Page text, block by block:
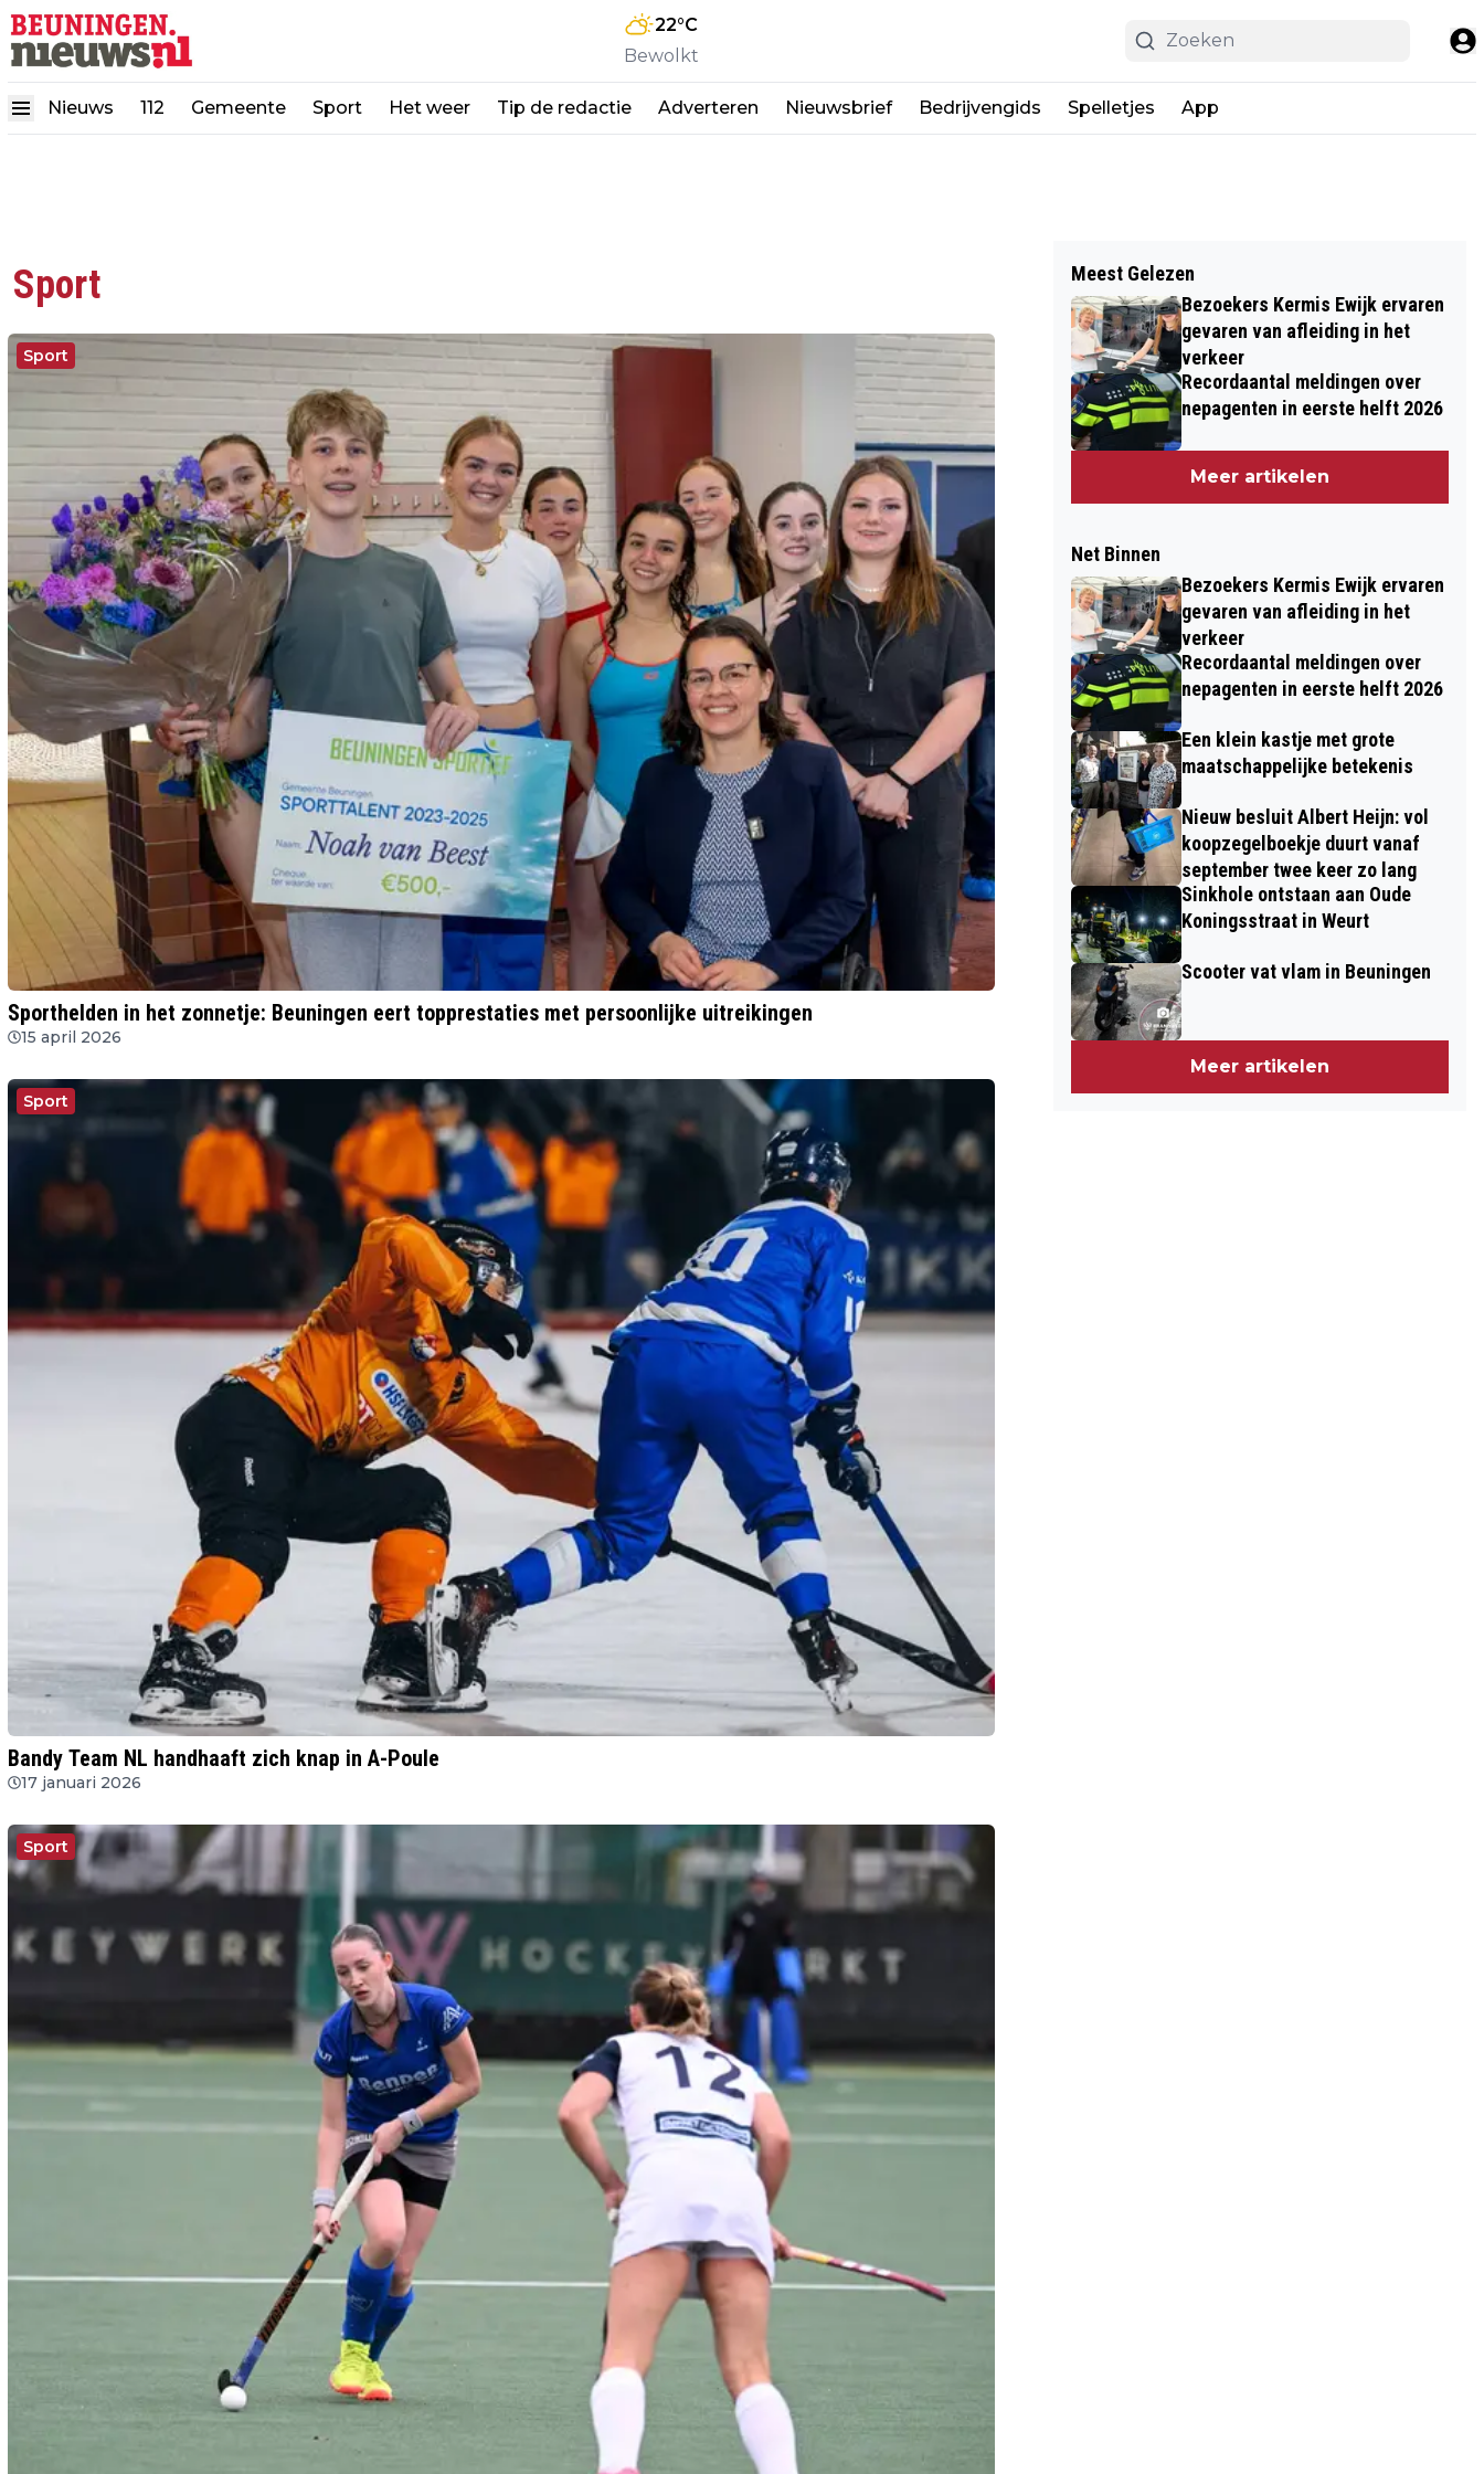
22°C
Bewolkt
Nieuws 112 Gemeente Sport Het weer Tip de redactie Adverteren Nieuwsbrief Bedrijvengids Spelletjes App
Sport
Sport
Sporthelden in het zonnetje: Beuningen eert topprestaties met persoonlijke uitreikingen
15 april 2026
Sport
Bandy Team NL handhaaft zich knap in A-Poule
17 januari 2026
Sport
Meest Gelezen
Bezoekers Kermis Ewijk ervaren
gevaren van afleiding in het
verkeer
Recordaantal meldingen over
nepagenten in eerste helft 2026
Meer artikelen
Net Binnen
Bezoekers Kermis Ewijk ervaren
gevaren van afleiding in het
verkeer
Recordaantal meldingen over
nepagenten in eerste helft 2026
Een klein kastje met grote
maatschappelijke betekenis
Nieuw besluit Albert Heijn: vol
koopzegelboekje duurt vanaf
september twee keer zo lang
Sinkhole ontstaan aan Oude
Koningsstraat in Weurt
Scooter vat vlam in Beuningen
Meer artikelen